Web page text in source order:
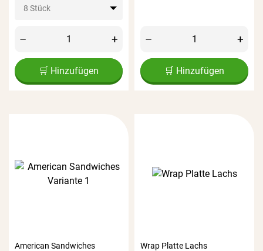
8 Stück
– +
🛒 Hinzufügen
– +
🛒 Hinzufügen
American Sandwiches
Wrap Platte Lachs